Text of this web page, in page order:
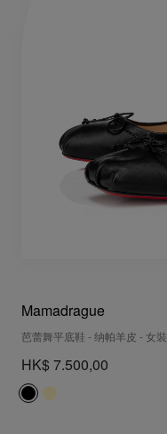
Mamadrague
芭蕾舞平底鞋 - 纳帕羊皮 - 女裝
HK$ 7.500,00